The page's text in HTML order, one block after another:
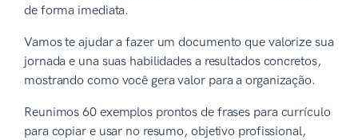
de forma imediata.
Vamos te ajudar a fazer um documento que valorize sua
jornada e una suas habilidades a resultados concretos,
mostrando como você gera valor para a organização.
Reunimos 60 exemplos prontos de frases para currículo
para copiar e usar no resumo, objetivo profissional,